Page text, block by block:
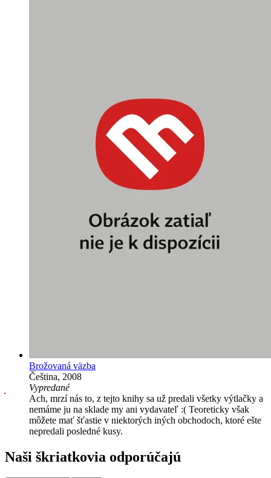
Brožovaná väzba
Čeština, 2008
Vypredané
Ach, mrzí nás to, z tejto knihy sa už predali všetky výtlačky a
nemáme ju na sklade my ani vydavateľ :( Teoreticky však
môžete mať šťastie v niektorých iných obchodoch, ktoré ešte
nepredali posledné kusy.
Naši škriatkovia odporúčajú